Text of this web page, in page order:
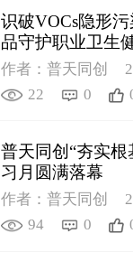
识破VOCs隐形
品守护职业卫生
作者：普天同创
22
0
普天同创“夯实根
习月圆满落幕
作者：普天同创
94
0